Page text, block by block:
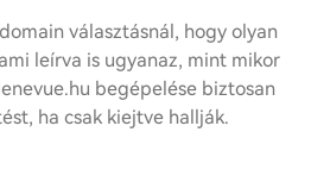
választásnál, hogy olyan
leírva is ugyanaz, mint mikor
begépelése biztosan
ha csak kiejtve hallják.